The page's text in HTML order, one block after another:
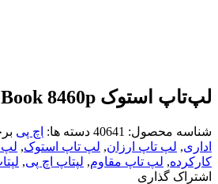
لپ‌تاپ استوک HP EliteBook 8460p با cpu Core i5، ram8GB، SSD 256GB
شناسه محصول: 40641 دسته ها: اچ پی
اداری, لپ تاپ ارزان, لپ تاپ استوک, لپ
کارکرده, لپ تاپ مقاوم, لپتاپ اچ پی,
اشتراک گذاری